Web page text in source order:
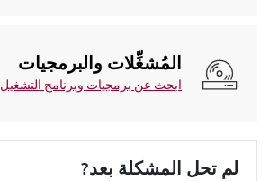
المُشغِّلات والبرمجيات
ابحث عن برمجيات وبرنامج التشغيل
لم تحل المشكلة بعد?